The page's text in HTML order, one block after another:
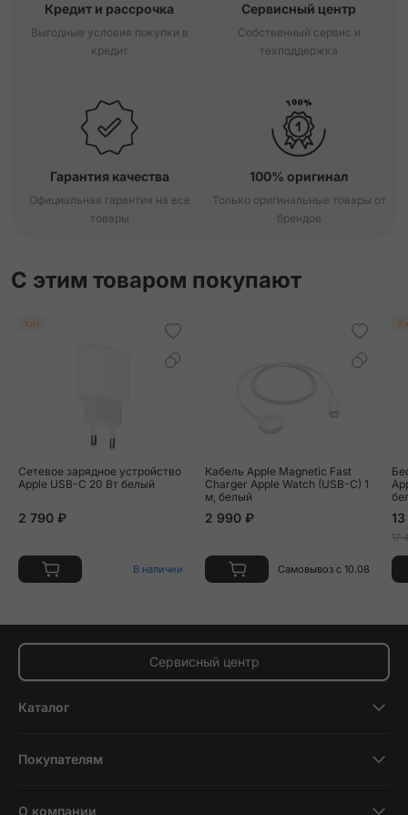
Кредит и рассрочка
Выгодные условия покупки в
кредит
Сервисный центр
Собственный сервис и
техподдержка
Гарантия качества
Официальная гарантия на все
товары
100% оригинал
Только оригинальные товары от
брендов
С этим товаром покупают
Хит
Сетевое зарядное устройство
Apple USB-C 20 Вт белый
2 790 ₽
В наличии
Кабель Apple Magnetic Fast
Charger Apple Watch (USB-C) 1
м, белый
2 990 ₽
Самовывоз с 10.08
17
Сервисный центр
Каталог
Планшеты
Покупателям
О компании